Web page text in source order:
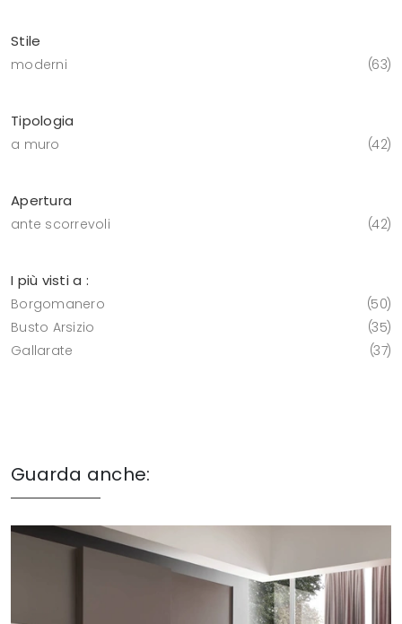
Stile
moderni 63
Tipologia
a muro 42
Apertura
ante scorrevoli 42
I più visti a :
Borgomanero
50
Busto Arsizio
35
Gallarate
37
Guarda anche: